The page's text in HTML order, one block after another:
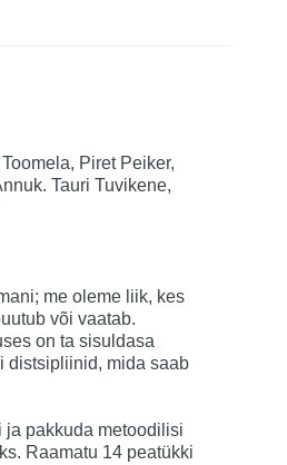
Piret Peiker,
Tauri Tuvikene,
me oleme liik, kes
või vaatab.
on ta sisuldasa
distsipliinid, mida saab
ja pakkuda metoodilisi
Raamatu 14 peatükki